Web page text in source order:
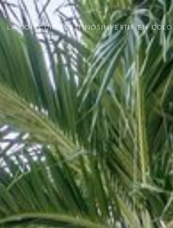
LA COLECCIÓNDESTINOSINVERTIR EN